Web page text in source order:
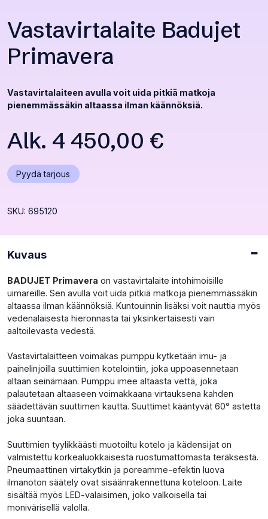
Vastavirtalaite Badujet
Primavera
Vastavirtalaiteen avulla voit uida pitkiä matkoja
pienemmässäkin altaassa ilman käännöksiä.
Alk. 4 450,00 €
Pyydä tarjous Avaa
popup
SKU: 695120
Kuvaus
BADUJET Primavera on vastavirtalaite intohimoisille
uimareille. Sen avulla voit uida pitkiä matkoja pienemmässäkin
altaassa ilman käännöksiä. Kuntouinnin lisäksi voit nauttia myös
vedenalaisesta hieronnasta tai yksinkertaisesti vain
aaltoilevasta vedestä.
Vastavirtalaitteen voimakas pumppu kytketään imu- ja
painelinjoilla suuttimien kotelointiin, joka uppoasennetaan
altaan seinämään. Pumppu imee altaasta vettä, joka
palautetaan altaaseen voimakkaana virtauksena kahden
säädettävän suuttimen kautta. Suuttimet kääntyvät 60° astetta
joka suuntaan.
Suuttimien tyylikkäästi muotoiltu kotelo ja kädensijat on
valmistettu korkealuokkaisesta ruostumattomasta teräksestä.
Pneumaattinen virtakytkin ja poreamme-efektin luova
ilmanoton säätely ovat sisäänrakennettuna koteloon. Laite
sisältää myös LED-valaisimen, joko valkoisella tai
monivärisellä valolla.